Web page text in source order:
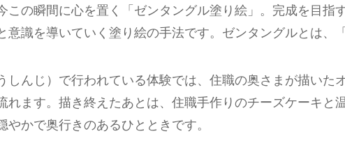
この瞬間に心を置く「ゼンタングル塗り絵」。完成を目
意識を導いていく塗り絵の手法です。ゼンタングルとは
しんじ）で行われている体験では、住職の奥さまが描いた
れます。描き終えたあとは、住職手作りのチーズケーキと
やかで奥行きのあるひとときです。